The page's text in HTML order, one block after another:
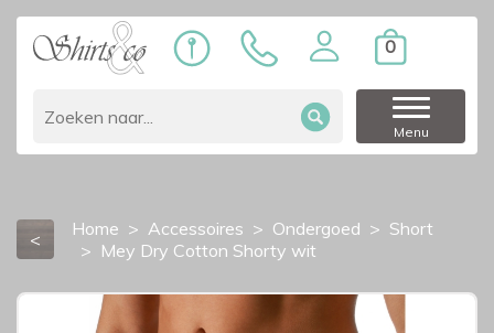
0
Menu
< Home Accessoires Ondergoed
Short
Mey Dry Cotton Shorty wit